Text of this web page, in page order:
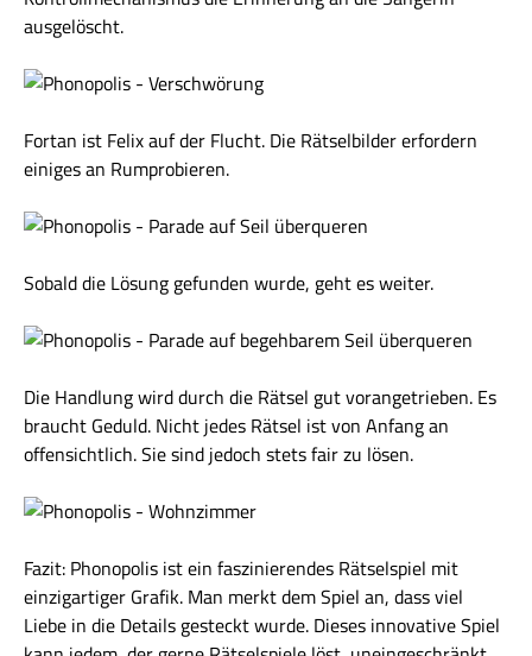
ausgelöscht.
Fortan ist Felix auf der Flucht. Die Rätselbilder erfordern
einiges an Rumprobieren.
Sobald die Lösung gefunden wurde, geht es weiter.
Die Handlung wird durch die Rätsel gut vorangetrieben. Es
braucht Geduld. Nicht jedes Rätsel ist von Anfang an
offensichtlich. Sie sind jedoch stets fair zu lösen.
Fazit: Phonopolis ist ein faszinierendes Rätselspiel mit
einzigartiger Grafik. Man merkt dem Spiel an, dass viel
Liebe in die Details gesteckt wurde. Dieses innovative Spiel